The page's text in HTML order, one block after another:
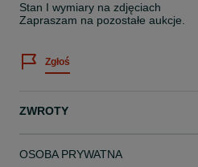
Stan I wymiary na zdjęciach
Zapraszam na pozostałe aukcje.
Zgłoś
ZWROTY
OSOBA PRYWATNA